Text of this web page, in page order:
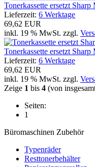
Tonerkassette ersetzt
Lieferzeit: 6 Werktage
69,62 EUR
inkl. 19 % MwSt. zzgl.
Tonerkassette ersetzt
Lieferzeit: 6 Werktage
69,62 EUR
inkl. 19 % MwSt. zzgl.
Zeige 1 bis 4 (von
Seiten:
1
Büromaschinen Zubehör
Typenräder
Resttonerbehälter